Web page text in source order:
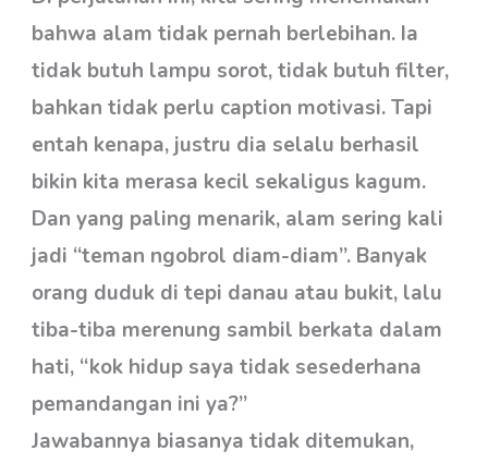
bahwa alam tidak pernah berlebihan. Ia
tidak butuh lampu sorot, tidak butuh filter,
bahkan tidak perlu caption motivasi. Tapi
entah kenapa, justru dia selalu berhasil
bikin kita merasa kecil sekaligus kagum.
Dan yang paling menarik, alam sering kali
jadi “teman ngobrol diam-diam”. Banyak
orang duduk di tepi danau atau bukit, lalu
tiba-tiba merenung sambil berkata dalam
hati, “kok hidup saya tidak sesederhana
pemandangan ini ya?”
Jawabannya biasanya tidak ditemukan,